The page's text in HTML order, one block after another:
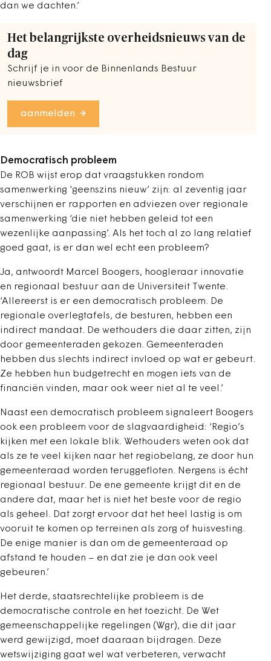
dan we dachten.’
Het belangrijkste overheidsnieuws van de
dag
Schrijf je in voor de Binnenlands Bestuur
nieuwsbrief
aanmelden
Democratisch probleem
De ROB wijst erop dat vraagstukken rondom
samenwerking ‘geenszins nieuw’ zijn: al zeventig jaar
verschijnen er rapporten en adviezen over regionale
samenwerking ‘die niet hebben geleid tot een
wezenlijke aanpassing’. Als het toch al zo lang relatief
goed gaat, is er dan wel echt een probleem?
Ja, antwoordt Marcel Boogers, hoogleraar innovatie
en regionaal bestuur aan de Universiteit Twente.
‘Allereerst is er een democratisch probleem. De
regionale overlegtafels, de besturen, hebben een
indirect mandaat. De wethouders die daar zitten, zijn
door gemeenteraden gekozen. Gemeenteraden
hebben dus slechts indirect invloed op wat er gebeurt.
Ze hebben hun budgetrecht en mogen iets van de
financiën vinden, maar ook weer niet al te veel.’
Naast een democratisch probleem signaleert Boogers
ook een probleem voor de slagvaardigheid: ‘Regio’s
kijken met een lokale blik. Wethouders weten ook dat
als ze te veel kijken naar het regiobelang, ze door hun
gemeenteraad worden teruggefloten. Nergens is écht
regionaal bestuur. De ene gemeente krijgt dit en de
andere dat, maar het is niet het beste voor de regio
als geheel. Dat zorgt ervoor dat het heel lastig is om
vooruit te komen op terreinen als zorg of huisvesting.
De enige manier is dan om de gemeenteraad op
afstand te houden – en dat zie je dan ook veel
gebeuren.’
Het derde, staatsrechtelijke probleem is de
democratische controle en het toezicht. De Wet
gemeenschappelijke regelingen (Wgr), die dit jaar
werd gewijzigd, moet daaraan bijdragen. Deze
wetswijziging gaat wel wat verbeteren, verwacht